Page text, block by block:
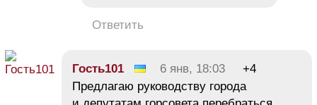
Ответить
Гость101 6 янв, 18:03
+4
Предлагаю руководству города